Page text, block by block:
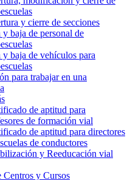
y cierre de secciones
y baja de personal de
y baja de vehículos para
para trabajar en una
de aptitud para
de formación vial
de aptitud para directores
de conductores
y Reeducación vial
Centros y Cursos